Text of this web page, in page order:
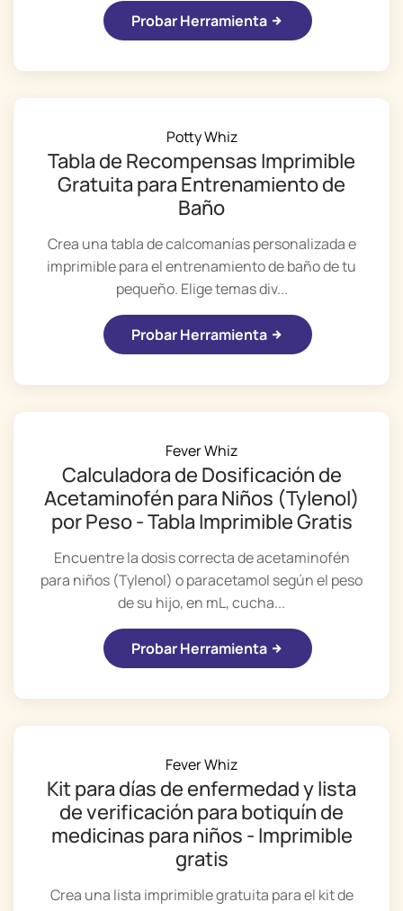
Probar Herramienta
Potty Whiz
Tabla de Recompensas Imprimible
Gratuita para Entrenamiento de
Baño
Crea una tabla de calcomanías personalizada e
imprimible para el entrenamiento de baño de tu
pequeño. Elige temas div...
Probar Herramienta
Fever Whiz
Calculadora de Dosificación de
Acetaminofén para Niños (Tylenol)
por Peso - Tabla Imprimible Gratis
Encuentre la dosis correcta de acetaminofén
para niños (Tylenol) o paracetamol según el peso
de su hijo, en mL, cucha...
Probar Herramienta
Fever Whiz
Kit para días de enfermedad y lista
de verificación para botiquín de
medicinas para niños - Imprimible
gratis
Crea una lista imprimible gratuita para el kit de